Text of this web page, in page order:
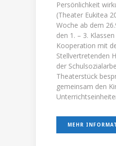
Persönlichkeit
(Theater Eukitea
Woche ab dem
den 1. – 3. Klassen
Kooperation mit
Stellvertretenden
der
Theaterstück
gemeinsam den
MEHR